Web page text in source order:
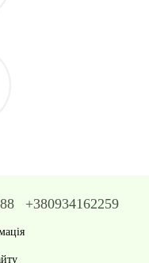
+380934162259